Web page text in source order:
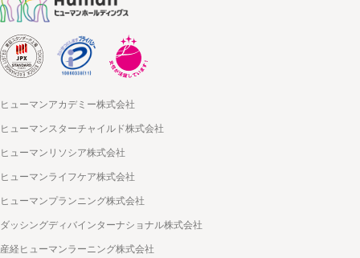
ヒューマンアカデミー株式会社
ヒューマンスターチャイルド株式会社
ヒューマンリソシア株式会社
ヒューマンライフケア株式会社
ヒューマンプランニング株式会社
ダッシングディバインターナショナル株式会社
産経ヒューマンラーニング株式会社